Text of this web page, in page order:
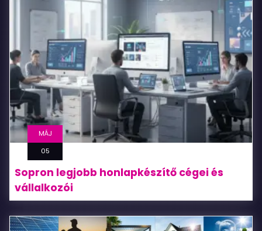
MÁJ
05
Sopron legjobb honlapkészítő cégei és
vállalkozói